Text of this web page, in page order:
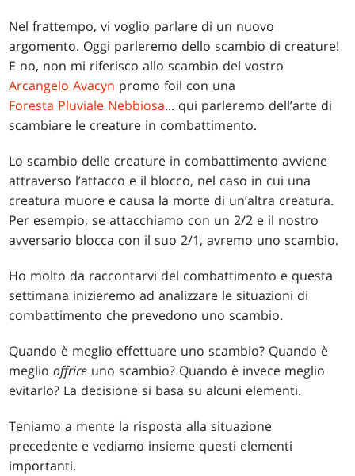
Nel frattempo, vi voglio parlare di un nuovo
argomento. Oggi parleremo dello scambio di creature!
E no, non mi riferisco allo scambio del vostro
Arcangelo Avacyn promo foil con una
Foresta Pluviale Nebbiosa... qui parleremo dell’arte di
scambiare le creature in combattimento.
Lo scambio delle creature in combattimento avviene
attraverso l’attacco e il blocco, nel caso in cui una
creatura muore e causa la morte di un’altra creatura.
Per esempio, se attacchiamo con un 2/2 e il nostro
avversario blocca con il suo 2/1, avremo uno scambio.
Ho molto da raccontarvi del combattimento e questa
settimana inizieremo ad analizzare le situazioni di
combattimento che prevedono uno scambio.
Quando è meglio effettuare uno scambio? Quando è
megliooffrire uno scambio? Quando è invece meglio
evitarlo? La decisione si basa su alcuni elementi.
Teniamo a mente la risposta alla situazione
precedente e vediamo insieme questi elementi
importanti.